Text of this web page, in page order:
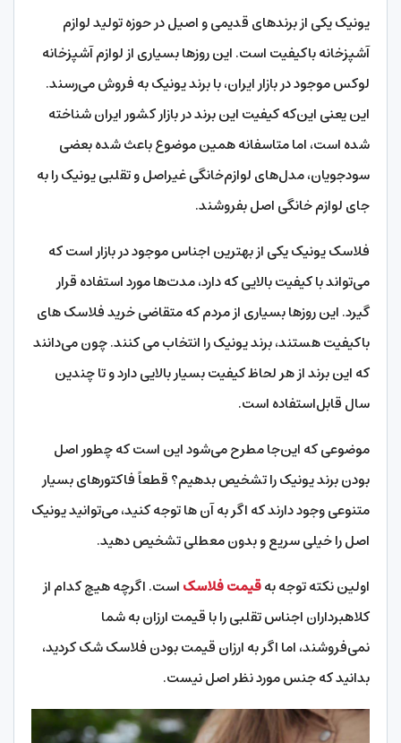
یونیک یکی از برندهای قدیمی و اصیل در حوزه تولید لوازم
آشپزخانه باکیفیت است. این روزها بسیاری از لوازم آشپزخانه
لوکس موجود در بازار ایران، با برند یونیک به فروش می‌رسند.
این یعنی این‌که کیفیت این برند در بازار کشور ایران شناخته
شده است، اما متاسفانه همین موضوع باعث شده بعضی
سودجویان، مدل‌های لوازم‌خانگی غیراصل و تقلبی یونیک را به
جای لوازم خانگی اصل بفروشند.
فلاسک یونیک یکی از بهترین اجناس موجود در بازار است که
می‌تواند با کیفیت بالایی که دارد، مدت‌ها مورد استفاده قرار
گیرد. این روزها بسیاری از مردم که متقاضی خرید فلاسک های
باکیفیت هستند، برند یونیک را انتخاب می کنند. چون می‌دانند
که این برند از هر لحاظ کیفیت بسیار بالایی دارد و تا چندین
سال قابل‌استفاده است.
موضوعی که این‌جا مطرح می‌شود این است که چطور اصل
بودن برند یونیک را تشخیص بدهیم؟ قطعاً فاکتورهای بسیار
متنوعی وجود دارند که اگر به آن ها توجه کنید، می‌توانید یونیک
اصل را خیلی سریع و بدون معطلی تشخیص دهید.
اولین نکته توجه بهقیمت فلاسکاست. اگرچه هیچ کدام از
کلاهبرداران اجناس تقلبی را با قیمت ارزان به شما
نمی‌فروشند، اما اگر به ارزان قیمت بودن فلاسک شک کردید،
بدانید که جنس مورد نظر اصل نیست.